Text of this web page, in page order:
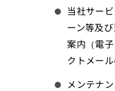
当社サー
ーン等及
案内（電
クトメー
メンテナ